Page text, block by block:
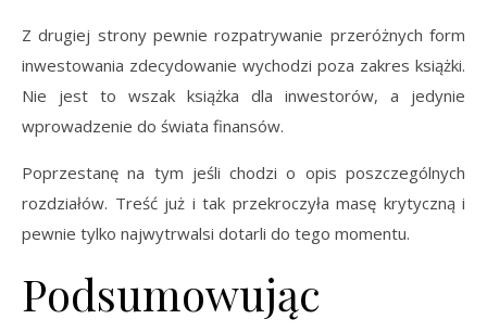
Z drugiej strony pewnie rozpatrywanie przeróżnych form
inwestowania zdecydowanie wychodzi poza zakres książki.
Nie jest to wszak książka dla inwestorów, a jedynie
wprowadzenie do świata finansów.
Poprzestanę na tym jeśli chodzi o opis poszczególnych
rozdziałów. Treść już i tak przekroczyła masę krytyczną i
pewnie tylko najwytrwalsi dotarli do tego momentu.
Podsumowując